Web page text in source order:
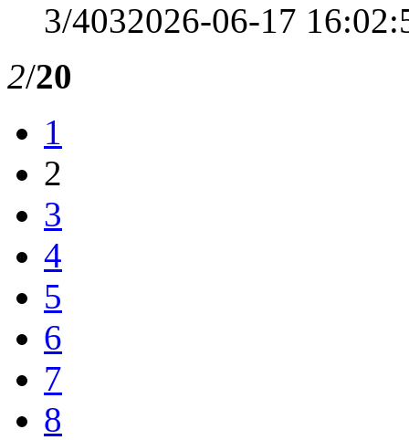
3/4032026-06-17
2/20
1
2
3
4
5
6
7
8